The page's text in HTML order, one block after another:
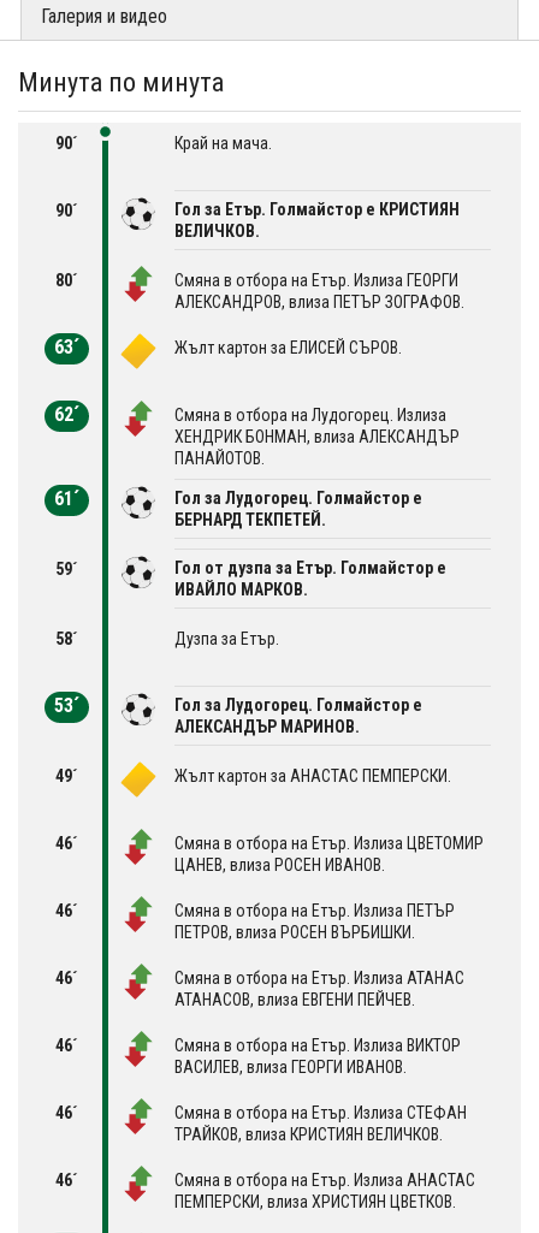
Галерия и видео
Минута по минута
90´ Край на мача.
90´
Гол за Етър. Голмайстор е КРИСТИЯН
ВЕЛИЧКОВ.
80´
Смяна в отбора на Етър. Излиза ГЕОРГИ
АЛЕКСАНДРОВ, влиза ПЕТЪР ЗОГРАФОВ.
63´ Жълт картон за ЕЛИСЕЙ СЪРОВ.
62´
Смяна в отбора на Лудогорец. Излиза
ХЕНДРИК БОНМАН, влиза АЛЕКСАНДЪР
ПАНАЙОТОВ.
61´
Гол за Лудогорец. Голмайстор е
БЕРНАРД ТЕКПЕТЕЙ.
59´
Гол от дузпа за Етър. Голмайстор е
ИВАЙЛО МАРКОВ.
58´ Дузпа за Етър.
53´
Гол за Лудогорец. Голмайстор е
АЛЕКСАНДЪР МАРИНОВ.
49´ Жълт картон за АНАСТАС ПЕМПЕРСКИ.
46´
Смяна в отбора на Етър. Излиза ЦВЕТОМИР
ЦАНЕВ, влиза РОСЕН ИВАНОВ.
46´
Смяна в отбора на Етър. Излиза ПЕТЪР
ПЕТРОВ, влиза РОСЕН ВЪРБИШКИ.
46´
Смяна в отбора на Етър. Излиза АТАНАС
АТАНАСОВ, влиза ЕВГЕНИ ПЕЙЧЕВ.
46´
Смяна в отбора на Етър. Излиза ВИКТОР
ВАСИЛЕВ, влиза ГЕОРГИ ИВАНОВ.
46´
Смяна в отбора на Етър. Излиза СТЕФАН
ТРАЙКОВ, влиза КРИСТИЯН ВЕЛИЧКОВ.
46´
Смяна в отбора на Етър. Излиза АНАСТАС
ПЕМПЕРСКИ, влиза ХРИСТИЯН ЦВЕТКОВ.